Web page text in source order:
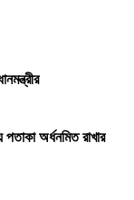
অর্ধনমিত রাখার